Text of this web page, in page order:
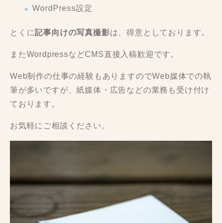
WordPress設定
とくに記事向けの写真撮影は、得意としております。
またWordpressなどCMS直接入稿歓迎です。
Web制作の仕事の経験もありますのでWeb媒体での執
筆が多いですが、紙媒体・広告などの業務も受け付け
ております。
お気軽にご相談ください。